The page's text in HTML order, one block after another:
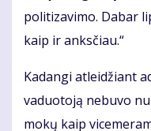
po­li­ti­za­vi­mo. Da­bar
kaip ir anks­čiau.“
Ka­dan­gi at­lei­džiant
va­duo­to­ją ne­bu­vo
mo­kų kaip